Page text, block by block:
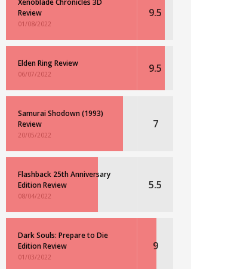
Xenoblade Chronicles 3D
Review
01/08/2022
9.5
Elden Ring Review
06/07/2022 9.5
Samurai Shodown (1993)
Review
20/05/2022
7
Flashback 25th Anniversary
Edition Review
08/04/2022
5.5
Dark Souls: Prepare to Die
Edition Review
01/03/2022
9